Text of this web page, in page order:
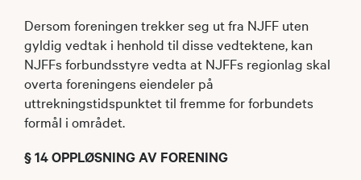
Dersom foreningen trekker seg ut fra NJFF uten
gyldig vedtak i henhold til disse ved­tektene, kan
NJFFs forbundsstyre vedta at NJFFs regionlag skal
overta foreningens eiendeler på
uttrekningstidspunktet til fremme for forbundets
formål i området.
§ 14 OPPLØSNING AV FORENING